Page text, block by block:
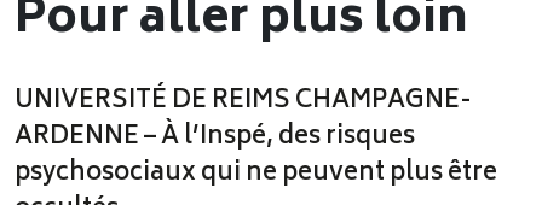
Pour aller plus loin
UNIVERSITÉ DE REIMS CHAMPAGNE-
ARDENNE – À l’Inspé, des risques
psychosociaux qui ne peuvent plus être